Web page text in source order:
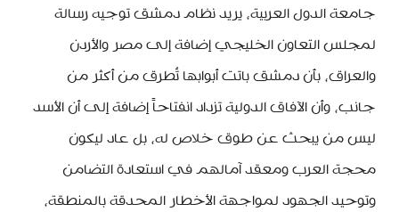
جامعة الدول العربية، يريد نظام دمشق توجيه رسالة
لمجلس التعاون الخليجي إضافة إلى مصر والأردن
والعراق، بأن دمشق باتت أبوابها تُطرق من أكثر من
جانب، وأن الآفاق الدولية تزداد انفتاحاً إضافة إلى أن الأسد
ليس من يبحث عن طوق خلاص له، بل عاد ليكون
محجة العرب ومعقد آمالهم في استعادة التضامن
وتوحيد الجهود لمواجهة الأخطار المحدقة بالمنطقة،